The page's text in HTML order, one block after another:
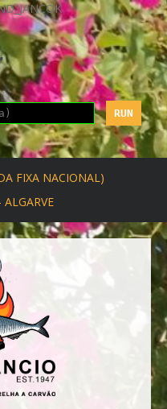
FIXA NACIONAL)